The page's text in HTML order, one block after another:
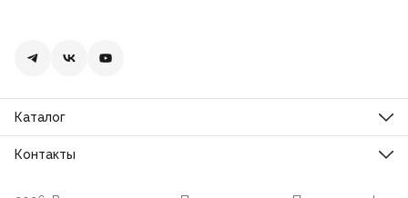
Каталог
Распродажа
Сумки
Контакты